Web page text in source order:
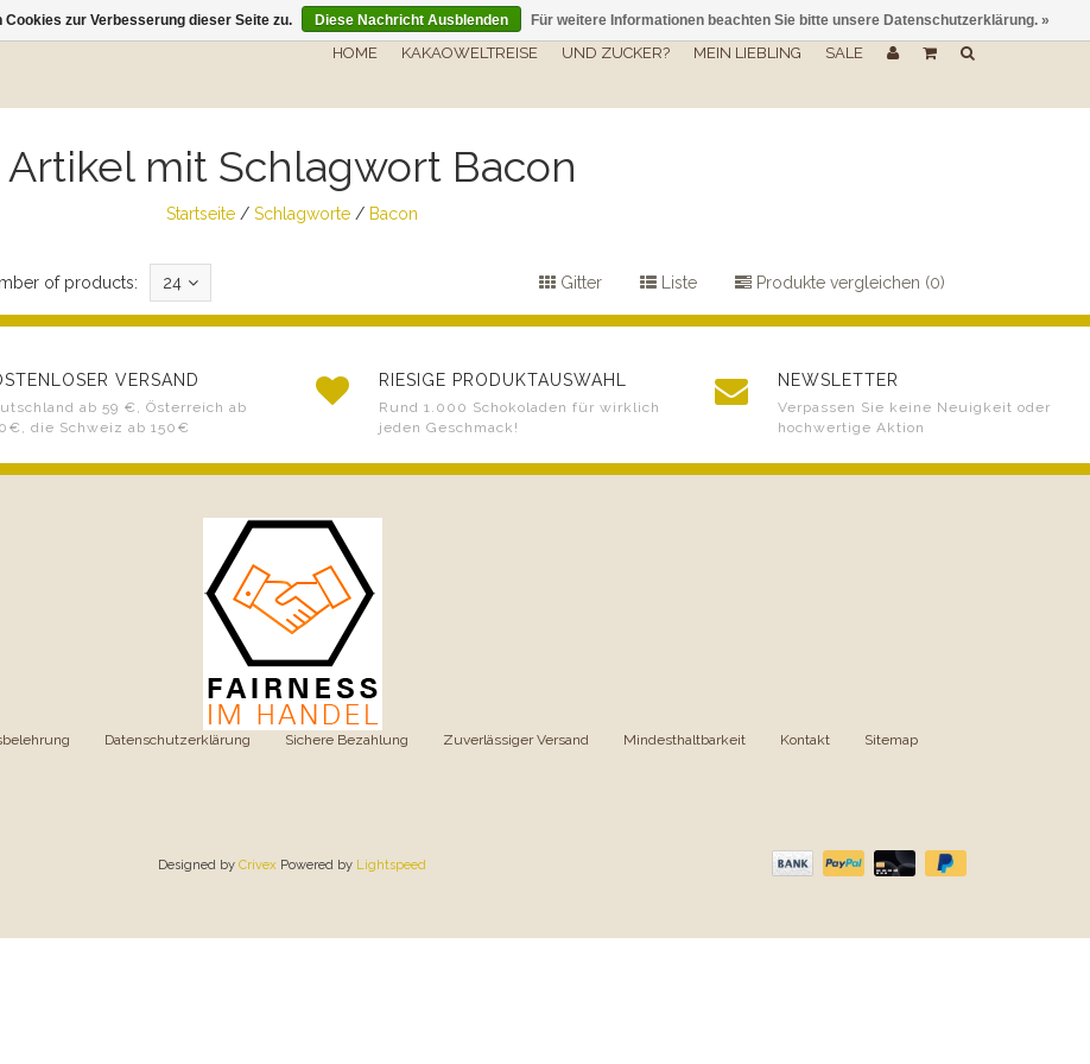
HOME KAKAOWELTREISE UND ZUCKER? MEIN LIEBLING SALE
Artikel mit Schlagwort Bacon
Startseite / Schlagworte / Bacon
of products: 24 Gitter Liste Produkte vergleichen (0)
VERSAND
ab 59 €, Österreich ab
die Schweiz ab 150€
RIESIGE PRODUKTAUSWAHL
Rund 1.000 Schokoladen für wirklich
jeden Geschmack!
NEWSLETTER
Verpassen Sie keine Neuigkeit oder
hochwertige Aktion
Datenschutzerklärung Sichere Bezahlung Zuverlässiger Versand Mindesthaltbarkeit Kontakt Sitemap
Designed by Crivex Powered by Lightspeed
zur Verbesserung dieser Seite zu. Diese Nachricht Ausblenden Für weitere Informationen beachten Sie bitte unsere Datenschutzerklärung. »